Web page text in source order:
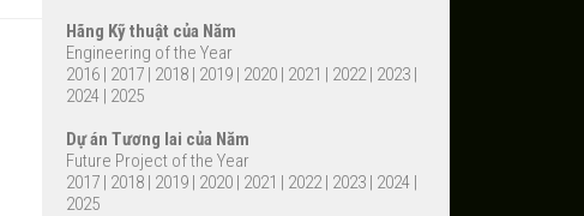
Hãng Kỹ thuật của Năm
Engineering of the Year
2016 | 2017 | 2018 | 2019 | 2020 | 2021 | 2022| 2023 |
2024 | 2025
Dự án Tương lai của Năm
Future Project of the Year
2017 | 2018 | 2019 | 2020 | 2021 | 2022| 2023 | 2024 |
2025